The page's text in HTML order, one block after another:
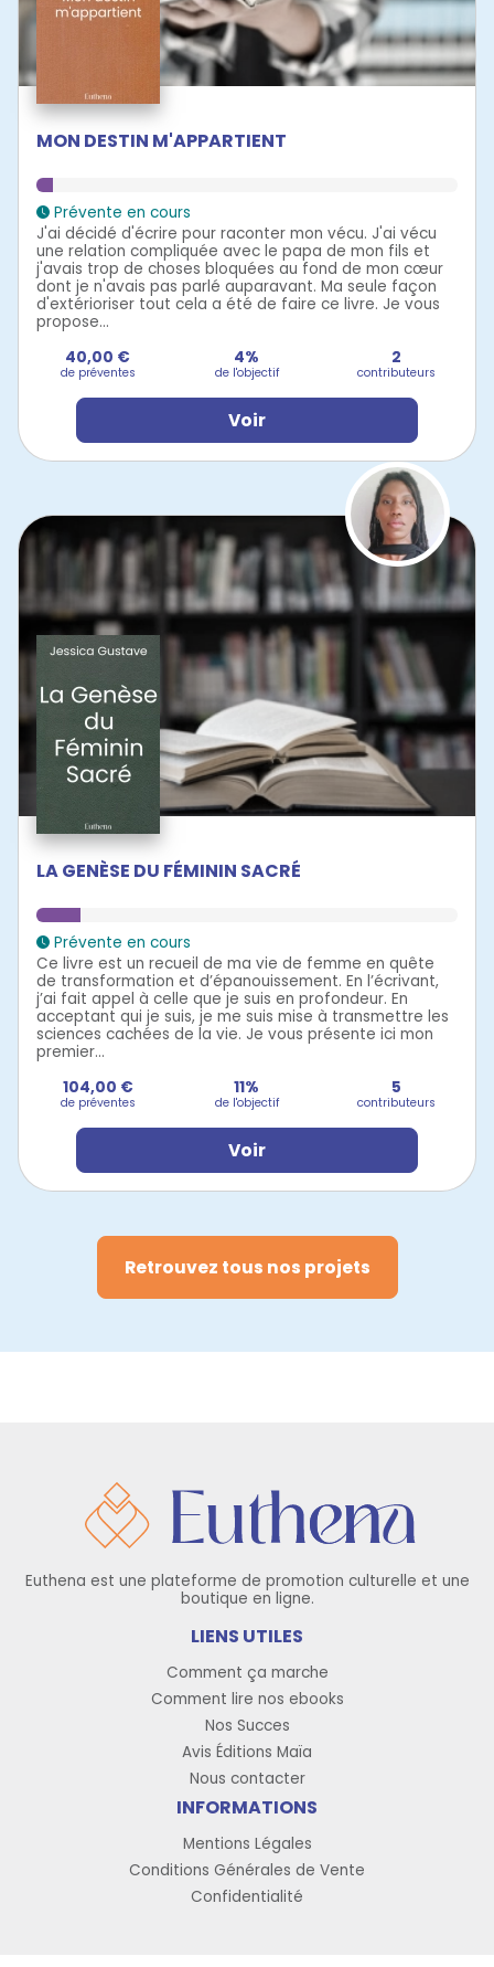
MON DESTIN M'APPARTIENT
Prévente en cours
J'ai décidé d'écrire pour raconter mon vécu. J'ai vécu
une relation compliquée avec le papa de mon fils et
j'avais trop de choses bloquées au fond de mon cœur
dont je n'avais pas parlé auparavant. Ma seule façon
d'extérioriser tout cela a été de faire ce livre. Je vous
propose...
40,00 €
de préventes
4%
de l'objectif
2
contributeurs
Voir
LA GENÈSE DU FÉMININ SACRÉ
Prévente en cours
Ce livre est un recueil de ma vie de femme en quête
de transformation et d’épanouissement. En l’écrivant,
j’ai fait appel à celle que je suis en profondeur. En
acceptant qui je suis, je me suis mise à transmettre les
sciences cachées de la vie. Je vous présente ici mon
premier...
104,00 €
de préventes
11%
de l'objectif
5
contributeurs
Voir
Retrouvez tous nos projets
Euthena est une plateforme de promotion culturelle et une
boutique en ligne.
LIENS UTILES
Comment ça marche
Comment lire nos ebooks
Nos Succes
Avis Éditions Maïa
Nous contacter
INFORMATIONS
Mentions Légales
Conditions Générales de Vente
Confidentialité